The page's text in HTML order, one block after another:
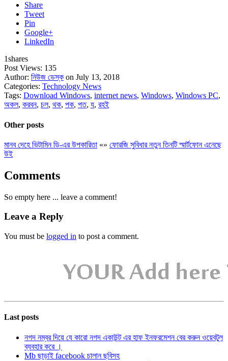
Share
Tweet
Pin
Google+
LinkedIn
1shares
Post Views: 135
Author: নিউজ ডেস্ক on July 13, 2018
Categories: Technology News
Tags: Download Windows, internet news, Windows, Windows PC,
অকল, করবন, চল, থক, পক, পত, য, রহই
Other posts
মানব দেহে ভিটামিন ডি-এর উপকারিতা «» ফোরজি সুবিধার নতুন তিনটি স্মার্টফোন এনেছে
উই
Comments
So empty here ... leave a comment!
Leave a Reply
You must be logged in to post a comment.
Last posts
নগদ নম্বর দিয়ে যে কারো নগদ একাউন্ট এর হাফ ইনফরমেশন বের করুন ওয়েবটুল
ব্যবহার করে ।
Mb ছাড়াই facebook চালান ছবিসহ